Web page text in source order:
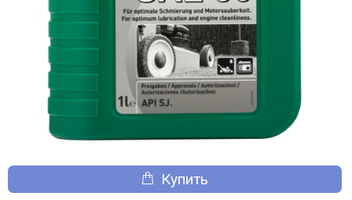
Купить